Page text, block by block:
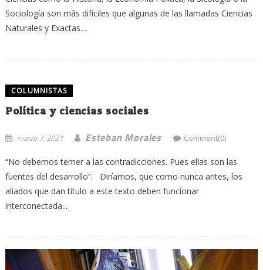
Sociología son más difíciles que algunas de las llamadas Ciencias
Naturales y Exactas....
COLUMNISTAS
Política y ciencias sociales
marzo 7, 2021 Esteban Morales Comment(0)
“No debemos temer a las contradicciones. Pues ellas son las
fuentes del desarrollo”. Diríamos, que como nunca antes, los
aliados que dan título a este texto deben funcionar
interconectada...